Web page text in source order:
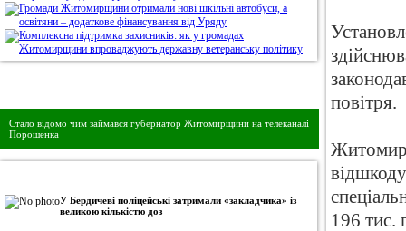
Стало відомо чим займався губернатор Житомирщини на телеканалі
Порошенка
У Бердичеві поліцейські затримали «закладчика» із
великою кількістю доз
повітря.
196 тис.